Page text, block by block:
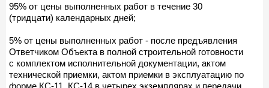
95% от цены выполненных работ в течение 30
(тридцати) календарных дней;
5% от цены выполненных работ - после предъявления
Ответчиком Объекта в полной строительной готовности
с комплектом исполнительной документации, актом
технической приемки, актом приемки в эксплуатацию по
форме КС-11, КС-14 в четырех экземплярах и передачи